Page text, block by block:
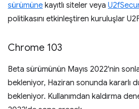
sürümüne kayıtlı siteler veya
politikasını etkinleştiren kuruluşlar
Chrome 103
Beta sürümünün Mayıs 2022'nin
bekleniyor, Haziran sonunda kararlı
bekleniyor. Kullanımdan kaldırma